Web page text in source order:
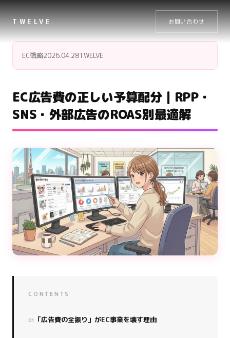
TWELVE お問い合わせ
EC戦略2026.04.28TWELVE
EC広告費の正しい予算配分｜RPP・
SNS・外部広告のROAS別最適解
CONTENTS
「広告費の全振り」がEC事業を壊す理由